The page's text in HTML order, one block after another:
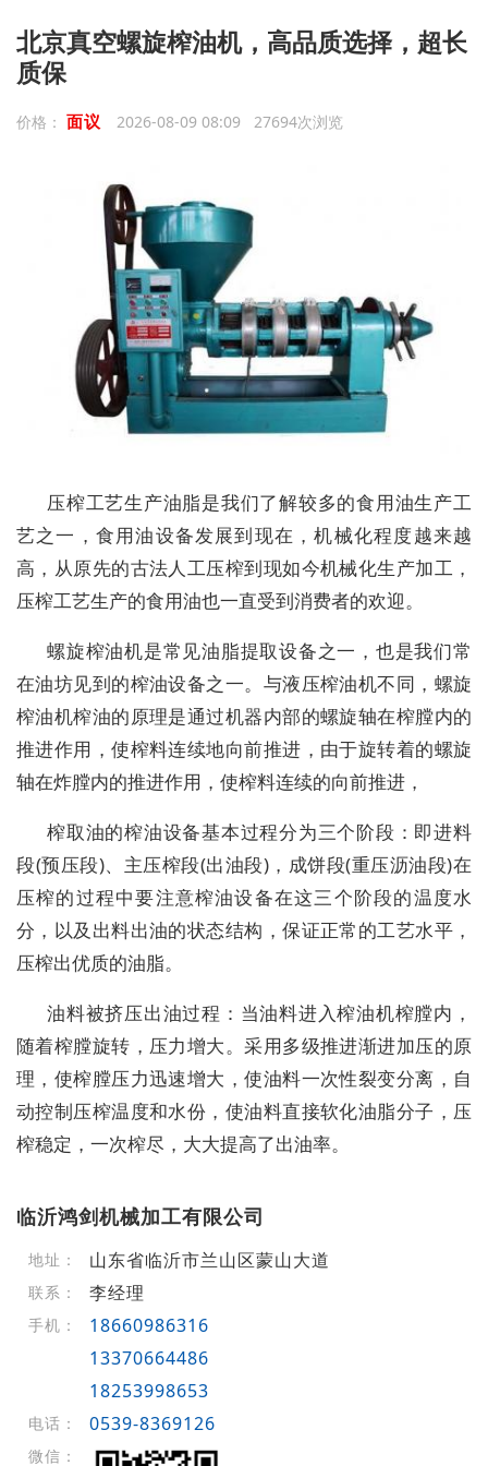
北京真空螺旋榨油机，高品质选择，超长
质保
价格： 面议 2026-08-09 08:09 27694次浏览
压榨工艺生产油脂是我们了解较多的食用油生产工
艺之一，食用油设备发展到现在，机械化程度越来越
高，从原先的古法人工压榨到现如今机械化生产加工，
压榨工艺生产的食用油也一直受到消费者的欢迎。
螺旋榨油机是常见油脂提取设备之一，也是我们常
在油坊见到的榨油设备之一。与液压榨油机不同，螺旋
榨油机榨油的原理是通过机器内部的螺旋轴在榨膛内的
推进作用，使榨料连续地向前推进，由于旋转着的螺旋
轴在炸膛内的推进作用，使榨料连续的向前推进，
榨取油的榨油设备基本过程分为三个阶段：即进料
段(预压段)、主压榨段(出油段)，成饼段(重压沥油段)在
压榨的过程中要注意榨油设备在这三个阶段的温度水
分，以及出料出油的状态结构，保证正常的工艺水平，
压榨出优质的油脂。
油料被挤压出油过程：当油料进入榨油机榨膛内，
随着榨膛旋转，压力增大。采用多级推进渐进加压的原
理，使榨膛压力迅速增大，使油料一次性裂变分离，自
动控制压榨温度和水份，使油料直接软化油脂分子，压
榨稳定，一次榨尽，大大提高了出油率。
临沂鸿剑机械加工有限公司
地址： 山东省临沂市兰山区蒙山大道
联系： 李经理
手机：
18660986316
13370664486
18253998653
电话： 0539-8369126
微信：